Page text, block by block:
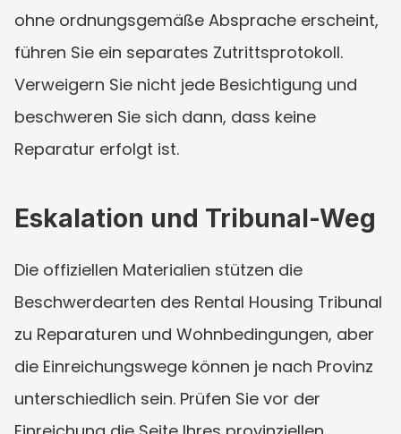
ohne ordnungsgemäße Absprache erscheint,
führen Sie ein separates Zutrittsprotokoll.
Verweigern Sie nicht jede Besichtigung und
beschweren Sie sich dann, dass keine
Reparatur erfolgt ist.
Eskalation und Tribunal-Weg
Die offiziellen Materialien stützen die
Beschwerdearten des Rental Housing Tribunal
zu Reparaturen und Wohnbedingungen, aber
die Einreichungswege können je nach Provinz
unterschiedlich sein. Prüfen Sie vor der